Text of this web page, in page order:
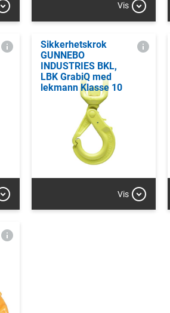
Vis
Sikkerhetskrok
GUNNEBO
INDUSTRIES BKL,
LBK GrabiQ med
lekmann Klasse 10
Vis